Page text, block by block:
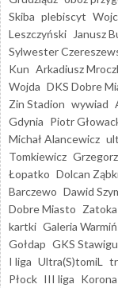
Skiba plebiscyt
Leszczyński
Janusz
Sylwester
Kun Arkadiusz
Wojda DKS Dobre
Zin Stadion wywiad
Gdynia Piotr
Michał Alancewicz
Tomkiewicz
Łopatko Dolcan
Barczewo Dawid
Dobre Miasto
kartki Galeria
Gołdap GKS
I liga Ultra(S)tomiL
Płock III liga